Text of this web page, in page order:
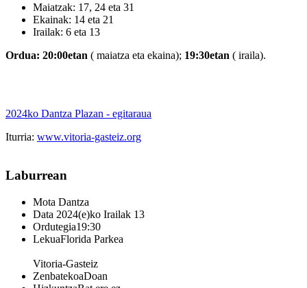
Maiatzak: 17, 24 eta 31
Ekainak: 14 eta 21
Irailak: 6 eta 13
Ordua: 20:00etan ( maiatza eta ekaina); 19:30etan ( iraila).
2024ko Dantza Plazan - egitaraua
Iturria: www.vitoria-gasteiz.org
Laburrean
Mota Dantza
Data 2024(e)ko Irailak 13
Ordutegia19:30
LekuaFlorida Parkea
Vitoria-Gasteiz
ZenbatekoaDoan